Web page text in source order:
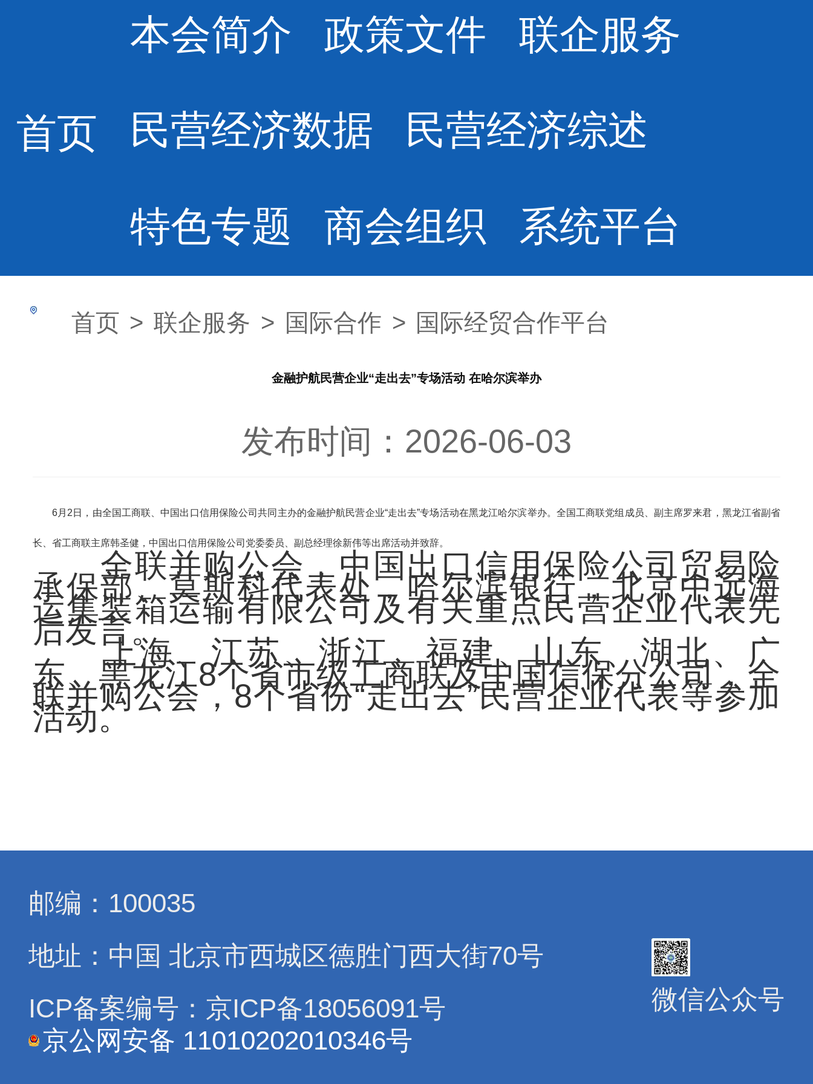
首页
本会简介 政策文件 联企服务
民营经济数据 民营经济综述
特色专题 商会组织 系统平台
首页 > 联企服务 > 国际合作 > 国际经贸合作平台
金融护航民营企业“走出去”专场活动 在哈尔滨举办
发布时间：2026-06-03
6月2日，由全国工商联、中国出口信用保险公司共同主办的金融护航民营企业“走出去”专场活动在黑龙江哈尔滨举办。全国工商联党组成员、副主席罗来君，黑龙江省副省
长、省工商联主席韩圣健 ， 中国出口信用保险公司党委委员、副总经理徐新伟等出席活动并致辞。
全联并购公会，中国出口信用保险公司贸易险
承保部、莫斯科代表处，哈尔滨银行，北京中远海
运集装箱运输有限公司及有关重点民营企业代表先
后发言。
上海、江苏、浙江、福建、山东、湖北、广
东、黑龙江8个省市级工商联及中国信保分公司，全
联并购公会，8个省份“走出去”民营企业代表等参加
活动。
邮编：100035
地址：中国 北京市西城区德胜门西大街70号
ICP备案编号：京ICP备18056091号
京公网安备 11010202010346号
微信公众号